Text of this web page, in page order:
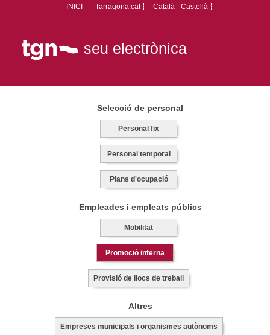
INICI Tarragona.cat Català Castellà
seu electrònica
Selecció de personal
Personal fix
Personal temporal
Plans d'ocupació
Empleades i empleats públics
Mobilitat
Promoció interna
Provisió de llocs de treball
Altres
Empreses municipals i organismes autònoms